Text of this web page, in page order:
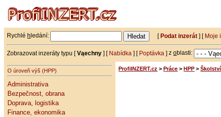
Rychlé h ledání: [Podat inzerát ] [ Moje
Zobrazovat inzeráty typu [Vąechny ] [ Nabídka ] [ Poptávka ]zoblasti:
O úroveň výš (HPP)
Administrativa
Bezpečnost, obrana
Doprava, logistika
Finance, ekonomika
ProfiINZERT.cz > Práce > HPP >